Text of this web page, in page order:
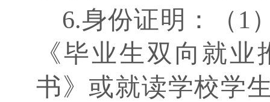
6.身份证明：（1
《毕业生双向就
书》或就读学校学